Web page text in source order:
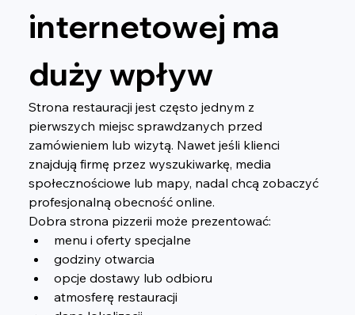
internetowej ma
duży wpływ
Strona restauracji jest często jednym z
pierwszych miejsc sprawdzanych przed
zamówieniem lub wizytą. Nawet jeśli klienci
znajdują firmę przez wyszukiwarkę, media
społecznościowe lub mapy, nadal chcą zobaczyć
profesjonalną obecność online.
Dobra strona pizzerii może prezentować:
menu i oferty specjalne
godziny otwarcia
opcje dostawy lub odbioru
atmosferę restauracji